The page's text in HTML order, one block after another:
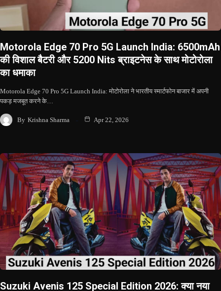
Motorola Edge 70 Pro 5G Launch India: 6500mAh
की विशाल बैटरी और 5200 Nits ब्राइटनेस के साथ मोटोरोला
का धमाका
Motorola Edge 70 Pro 5G Launch India: मोटोरोला ने भारतीय स्मार्टफोन बाजार में अपनी
पकड़ मजबूत करने के…
By Krishna Sharma Apr 22, 2026
Suzuki Avenis 125 Special Edition 2026: क्या नया